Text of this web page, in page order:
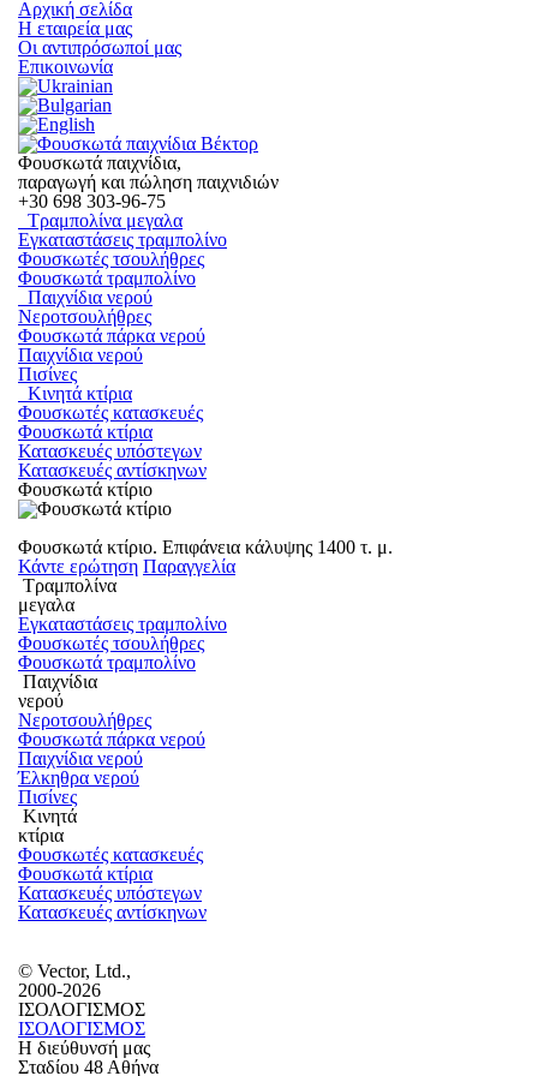
Αρχική σελίδα
Η εταιρεία μας
Οι αντιπρόσωποί μας
Επικοινωνία
Φουσκωτά παιχνίδια,
παραγωγή και πώληση παιχνιδιών
+30 698 303-96-75
Τραμπολίνα μεγαλα
Εγκαταστάσεις τραμπολίνο
Φουσκωτές τσουλήθρες
Φουσκωτά τραμπολίνο
Παιχνίδια νερού
Νεροτσουλήθρες
Φουσκωτά πάρκα νερού
Παιχνίδια νερού
Πισίνες
Κινητά κτίρια
Φουσκωτές κατασκευές
Φουσκωτά κτίρια
Κατασκευές υπόστεγων
Κατασκευές αντίσκηνων
Φουσκωτά κτίριο
Φουσκωτά κτίριο. Επιφάνεια κάλυψης 1400 τ. μ.
Κάντε ερώτηση Παραγγελία
Τραμπολίνα
μεγαλα
Εγκαταστάσεις τραμπολίνο
Φουσκωτές τσουλήθρες
Φουσκωτά τραμπολίνο
Παιχνίδια
νερού
Νεροτσουλήθρες
Φουσκωτά πάρκα νερού
Παιχνίδια νερού
Έλκηθρα νερού
Πισίνες
Κινητά
κτίρια
Φουσκωτές κατασκευές
Φουσκωτά κτίρια
Κατασκευές υπόστεγων
Κατασκευές αντίσκηνων
© Vector, Ltd.,
2000-2026
ΙΣΟΛΟΓΙΣΜΟΣ
ΙΣΟΛΟΓΙΣΜΟΣ
Η διεύθυνσή μας
Σταδίου 48 Αθήνα